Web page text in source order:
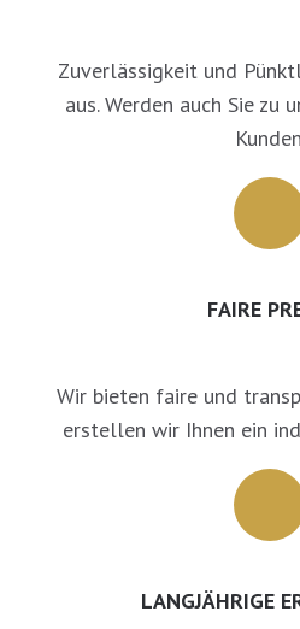
Zuverlässigkeit und
aus. Werden auch Sie zu
FAIRE
Wir bieten faire und
erstellen wir Ihnen ein
LANGJÄHRIGE